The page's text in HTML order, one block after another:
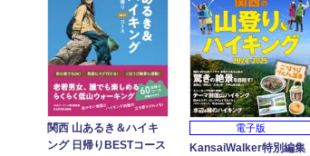
関西 山あるき＆ハイキ
ング 日帰りBESTコース
電子版
KansaiWalker特別編集